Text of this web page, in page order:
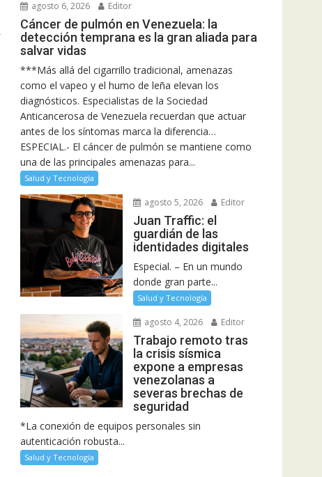
agosto 6, 2026 Editor
Cáncer de pulmón en Venezuela: la
detección temprana es la gran aliada para
salvar vidas
***Más allá del cigarrillo tradicional, amenazas
como el vapeo y el humo de leña elevan los
diagnósticos. Especialistas de la Sociedad
Anticancerosa de Venezuela recuerdan que actuar
antes de los síntomas marca la diferencia…
ESPECIAL.- El cáncer de pulmón se mantiene como
una de las principales amenazas para...
Salud y Tecnología
agosto 5, 2026 Editor
Juan Traffic: el
guardián de las
identidades digitales
Especial. – En un mundo
donde gran parte...
Salud y Tecnología
agosto 4, 2026 Editor
Trabajo remoto tras
la crisis sísmica
expone a empresas
venezolanas a
severas brechas de
seguridad
*La conexión de equipos personales sin
autenticación robusta...
Salud y Tecnología